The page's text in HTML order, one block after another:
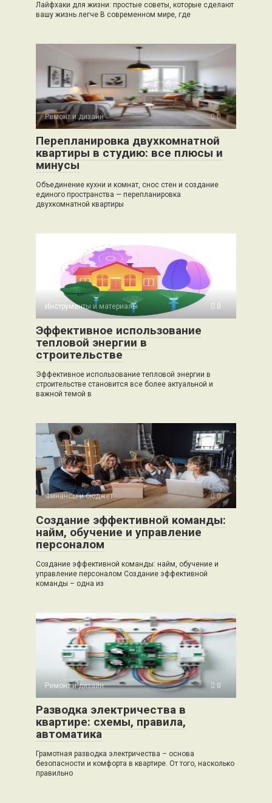
Лайфхаки для жизни: простые советы, которые сделают
вашу жизнь легче В современном мире, где
Ремонт и дизайн 0
Перепланировка двухкомнатной
квартиры в студию: все плюсы и
минусы
Объединение кухни и комнат, снос стен и создание
единого пространства — перепланировка
двухкомнатной квартиры
Инструменты и материалы 0
Эффективное использование
тепловой энергии в
строительстве
Эффективное использование тепловой энергии в
строительстве становится все более актуальной и
важной темой в
Финансы и бюджет 0
Создание эффективной команды:
найм, обучение и управление
персоналом
Создание эффективной команды: найм, обучение и
управление персоналом Создание эффективной
команды – одна из
Ремонт и дизайн 0
Разводка электричества в
квартире: схемы, правила,
автоматика
Грамотная разводка электричества – основа
безопасности и комфорта в квартире. От того, насколько
правильно